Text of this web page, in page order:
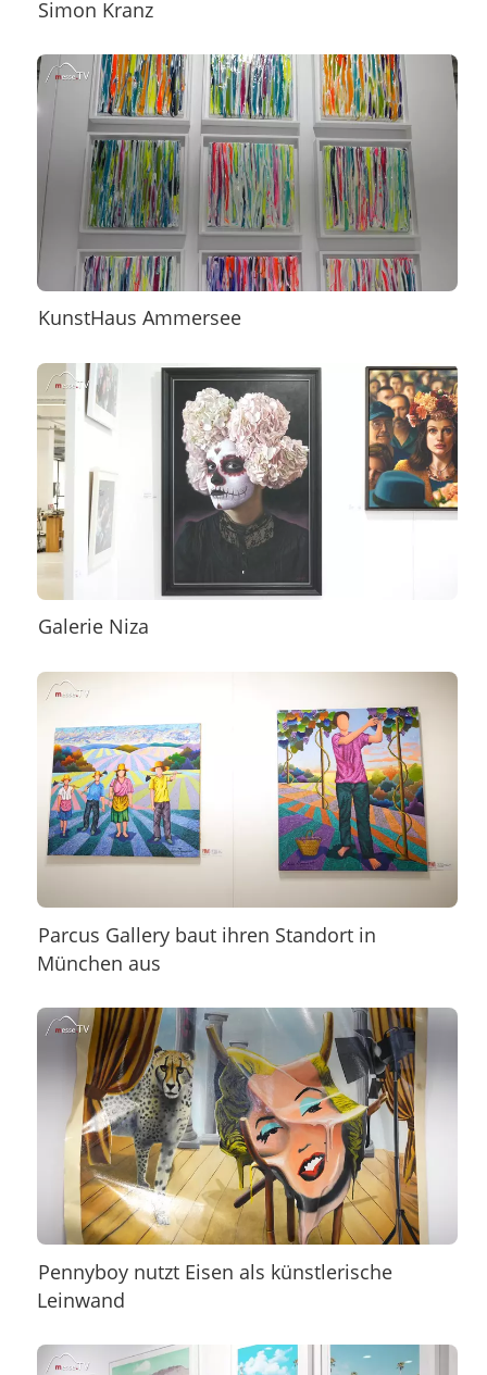
Simon Kranz
KunstHaus Ammersee
Galerie Niza
Parcus Gallery baut ihren Standort in
München aus
Pennyboy nutzt Eisen als künstlerische
Leinwand